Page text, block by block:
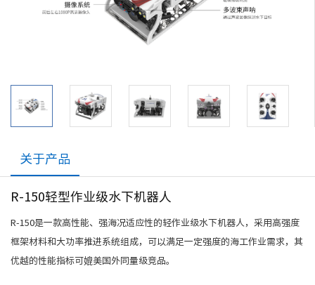
关于产品
R-150轻型作业级水下机器人
R-150是一款高性能、强海况适应性的轻作业级水下机器人，采用高强度
框架材料和大功率推进系统组成，可以满足一定强度的海工作业需求，其
优越的性能指标可媲美国外同量级竞品。